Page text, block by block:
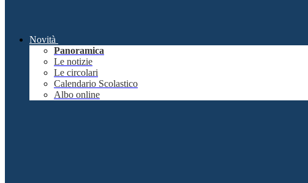
Novità
Panoramica
Le notizie
Le circolari
Calendario Scolastico
Albo online